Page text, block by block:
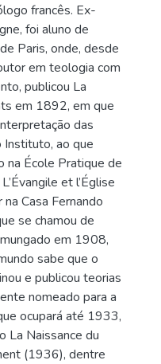
francês. Ex-
foi aluno de
Paris, onde, desde
em teologia com
publicou La
em 1892, em que
das
Instituto, ao que
na École Pratique de
et l’Église
Casa Fernando
se chamou de
em 1908,
sabe que o
e publicou teorias
nomeado para a
ocupará até 1933,
La Naissance du
(1936), dentre